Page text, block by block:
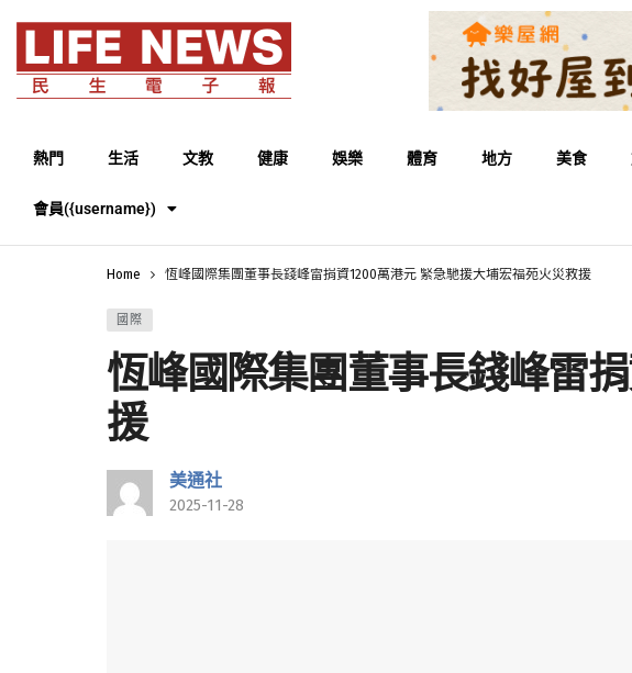
熱門 生活 文教 健康 娛樂 體育 地方 美食
會員({username})
Home 恆峰國際集團董事長錢峰雷捐資1200萬港元 緊急馳援大埔宏福苑火災救援
國際
恆峰國際集團董事長錢峰雷
援
美通社
2025-11-28